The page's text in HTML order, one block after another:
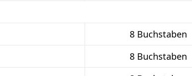
8 Buchstaben
8 Buchstaben